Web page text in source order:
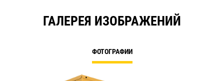
ГАЛЕРЕЯ ИЗОБРАЖЕНИЙ
ФОТОГРАФИИ